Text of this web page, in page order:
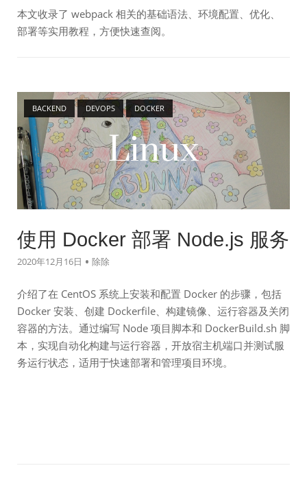
本文收录了 webpack 相关的基础语法、环境配置、优化、
部署等实用教程，方便快速查阅。
BACKEND DEVOPS DOCKER
Open post
使用 Docker 部署 Node.js 服务
2020年12月16日 除除
介绍了在 CentOS 系统上安装和配置 Docker 的步骤，包括
Docker 安装、创建 Dockerfile、构建镜像、运行容器及关闭
容器的方法。通过编写 Node 项目脚本和 DockerBuild.sh 脚
本，实现自动化构建与运行容器，开放宿主机端口并测试服
务运行状态，适用于快速部署和管理项目环境。